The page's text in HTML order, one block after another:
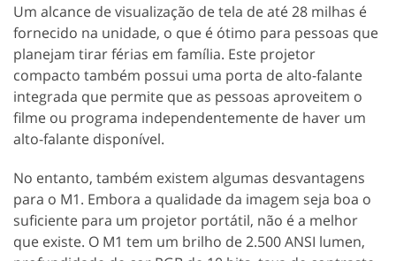
Um alcance de visualização de tela de até 28 milhas é
fornecido na unidade, o que é ótimo para pessoas que
planejam tirar férias em família. Este projetor
compacto também possui uma porta de alto-falante
integrada que permite que as pessoas aproveitem o
filme ou programa independentemente de haver um
alto-falante disponível.
No entanto, também existem algumas desvantagens
para o M1. Embora a qualidade da imagem seja boa o
suficiente para um projetor portátil, não é a melhor
que existe. O M1 tem um brilho de 2.500 ANSI lumen,